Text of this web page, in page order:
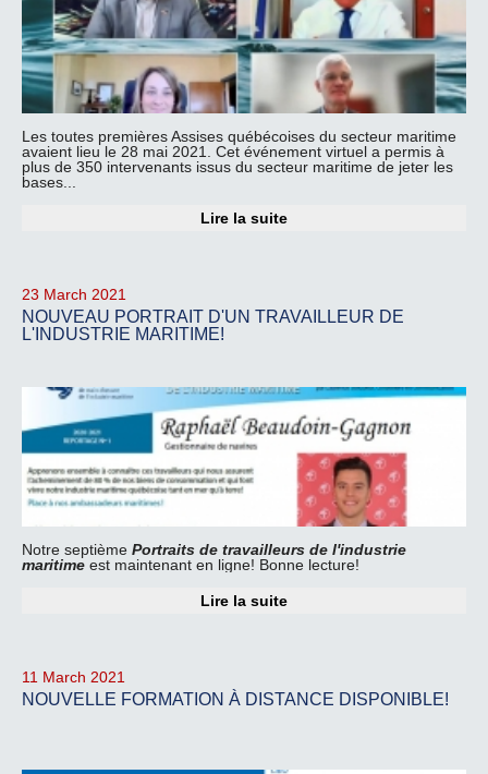
Les toutes premières Assises québécoises du secteur maritime
avaient lieu le 28 mai 2021. Cet événement virtuel a permis à
plus de 350 intervenants issus du secteur maritime de jeter les
bases...
Lire la suite
23 March 2021
NOUVEAU PORTRAIT D'UN TRAVAILLEUR DE
L'INDUSTRIE MARITIME!
Notre septième Portraits de travailleurs de l'industrie
maritime est maintenant en ligne! Bonne lecture!
Lire la suite
11 March 2021
NOUVELLE FORMATION À DISTANCE DISPONIBLE!